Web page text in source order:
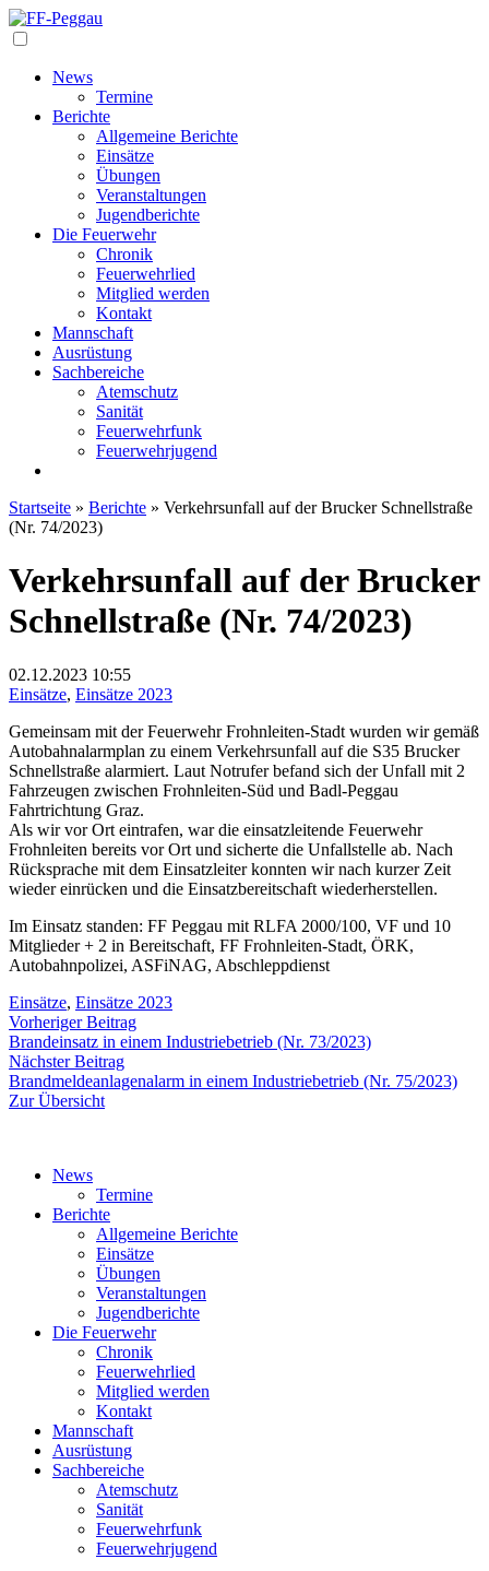
News
Termine
Berichte
Allgemeine Berichte
Einsätze
Übungen
Veranstaltungen
Jugendberichte
Die Feuerwehr
Chronik
Feuerwehrlied
Mitglied werden
Kontakt
Mannschaft
Ausrüstung
Sachbereiche
Atemschutz
Sanität
Feuerwehrfunk
Feuerwehrjugend
Startseite » Berichte » Verkehrsunfall auf der Brucker Schnellstraße
(Nr. 74/2023)
Verkehrsunfall auf der Brucker
Schnellstraße (Nr. 74/2023)
02.12.2023 10:55
Einsätze, Einsätze 2023
Gemeinsam mit der Feuerwehr Frohnleiten-Stadt wurden wir gemäß
Autobahnalarmplan zu einem Verkehrsunfall auf die S35 Brucker
Schnellstraße alarmiert. Laut Notrufer befand sich der Unfall mit 2
Fahrzeugen zwischen Frohnleiten-Süd und Badl-Peggau
Fahrtrichtung Graz.
Als wir vor Ort eintrafen, war die einsatzleitende Feuerwehr
Frohnleiten bereits vor Ort und sicherte die Unfallstelle ab. Nach
Rücksprache mit dem Einsatzleiter konnten wir nach kurzer Zeit
wieder einrücken und die Einsatzbereitschaft wiederherstellen.
Im Einsatz standen: FF Peggau mit RLFA 2000/100, VF und 10
Mitglieder + 2 in Bereitschaft, FF Frohnleiten-Stadt, ÖRK,
Autobahnpolizei, ASFiNAG, Abschleppdienst
Einsätze, Einsätze 2023
Beitragsnavigation
Vorheriger BeitragVorheriger
Beitrag:
Brandeinsatz in einem Industriebetrieb (Nr. 73/2023)
Nächster BeitragNächster
Beitrag:
Brandmeldeanlagenalarm in einem Industriebetrieb (Nr. 75/2023)
Zur Übersicht
News
Termine
Berichte
Allgemeine Berichte
Einsätze
Übungen
Veranstaltungen
Jugendberichte
Die Feuerwehr
Chronik
Feuerwehrlied
Mitglied werden
Kontakt
Mannschaft
Ausrüstung
Sachbereiche
Atemschutz
Sanität
Feuerwehrfunk
Feuerwehrjugend